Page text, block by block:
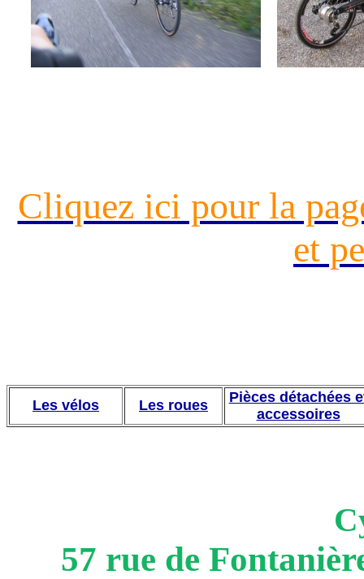
Cliquez ici pour la
et
Les vélos Les roues
Pièces détachées
accessoires
57 rue de